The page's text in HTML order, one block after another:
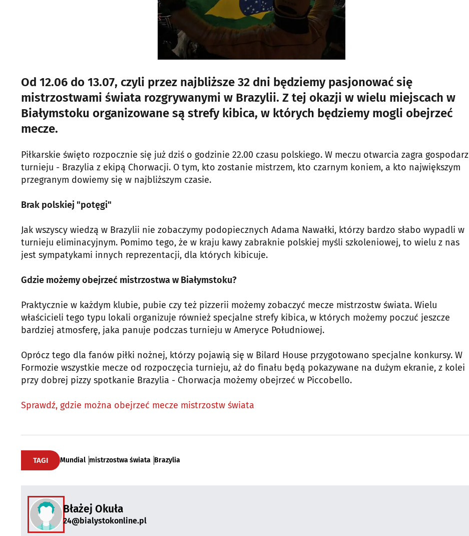
Od 12.06 do 13.07, czyli przez najbliższe 32 dni będziemy pasjonować się
mistrzostwami świata rozgrywanymi w Brazylii. Z tej okazji w wielu miejscach w
Białymstoku organizowane są strefy kibica, w których będziemy mogli obejrzeć
mecze.
Piłkarskie święto rozpocznie się już dziś o godzinie 22.00 czasu polskiego. W meczu otwarcia zagra gospodarz
turnieju - Brazylia z ekipą Chorwacji. O tym, kto zostanie mistrzem, kto czarnym koniem, a kto największym
przegranym dowiemy się w najbliższym czasie.
Brak polskiej "potęgi"
Jak wszyscy wiedzą w Brazylii nie zobaczymy podopiecznych Adama Nawałki, którzy bardzo słabo wypadli w
turnieju eliminacyjnym. Pomimo tego, że w kraju kawy zabraknie polskiej myśli szkoleniowej, to wielu z nas
jest sympatykami innych reprezentacji, dla których kibicuje.
Gdzie możemy obejrzeć mistrzostwa w Białymstoku?
Praktycznie w każdym klubie, pubie czy też pizzerii możemy zobaczyć mecze mistrzostw świata. Wielu
właścicieli tego typu lokali organizuje również specjalne strefy kibica, w których możemy poczuć jeszcze
bardziej atmosferę, jaka panuje podczas turnieju w Ameryce Południowej.
Oprócz tego dla fanów piłki nożnej, którzy pojawią się w Bilard House przygotowano specjalne konkursy. W
Formozie wszystkie mecze od rozpoczęcia turnieju, aż do finału będą pokazywane na dużym ekranie, z kolei
przy dobrej pizzy spotkanie Brazylia - Chorwacja możemy obejrzeć w Piccobello.
Sprawdź, gdzie można obejrzeć mecze mistrzostw świata
TAGI Mundial mistrzostwa świata Brazylia
Błażej Okuła
24@bialystokonline.pl